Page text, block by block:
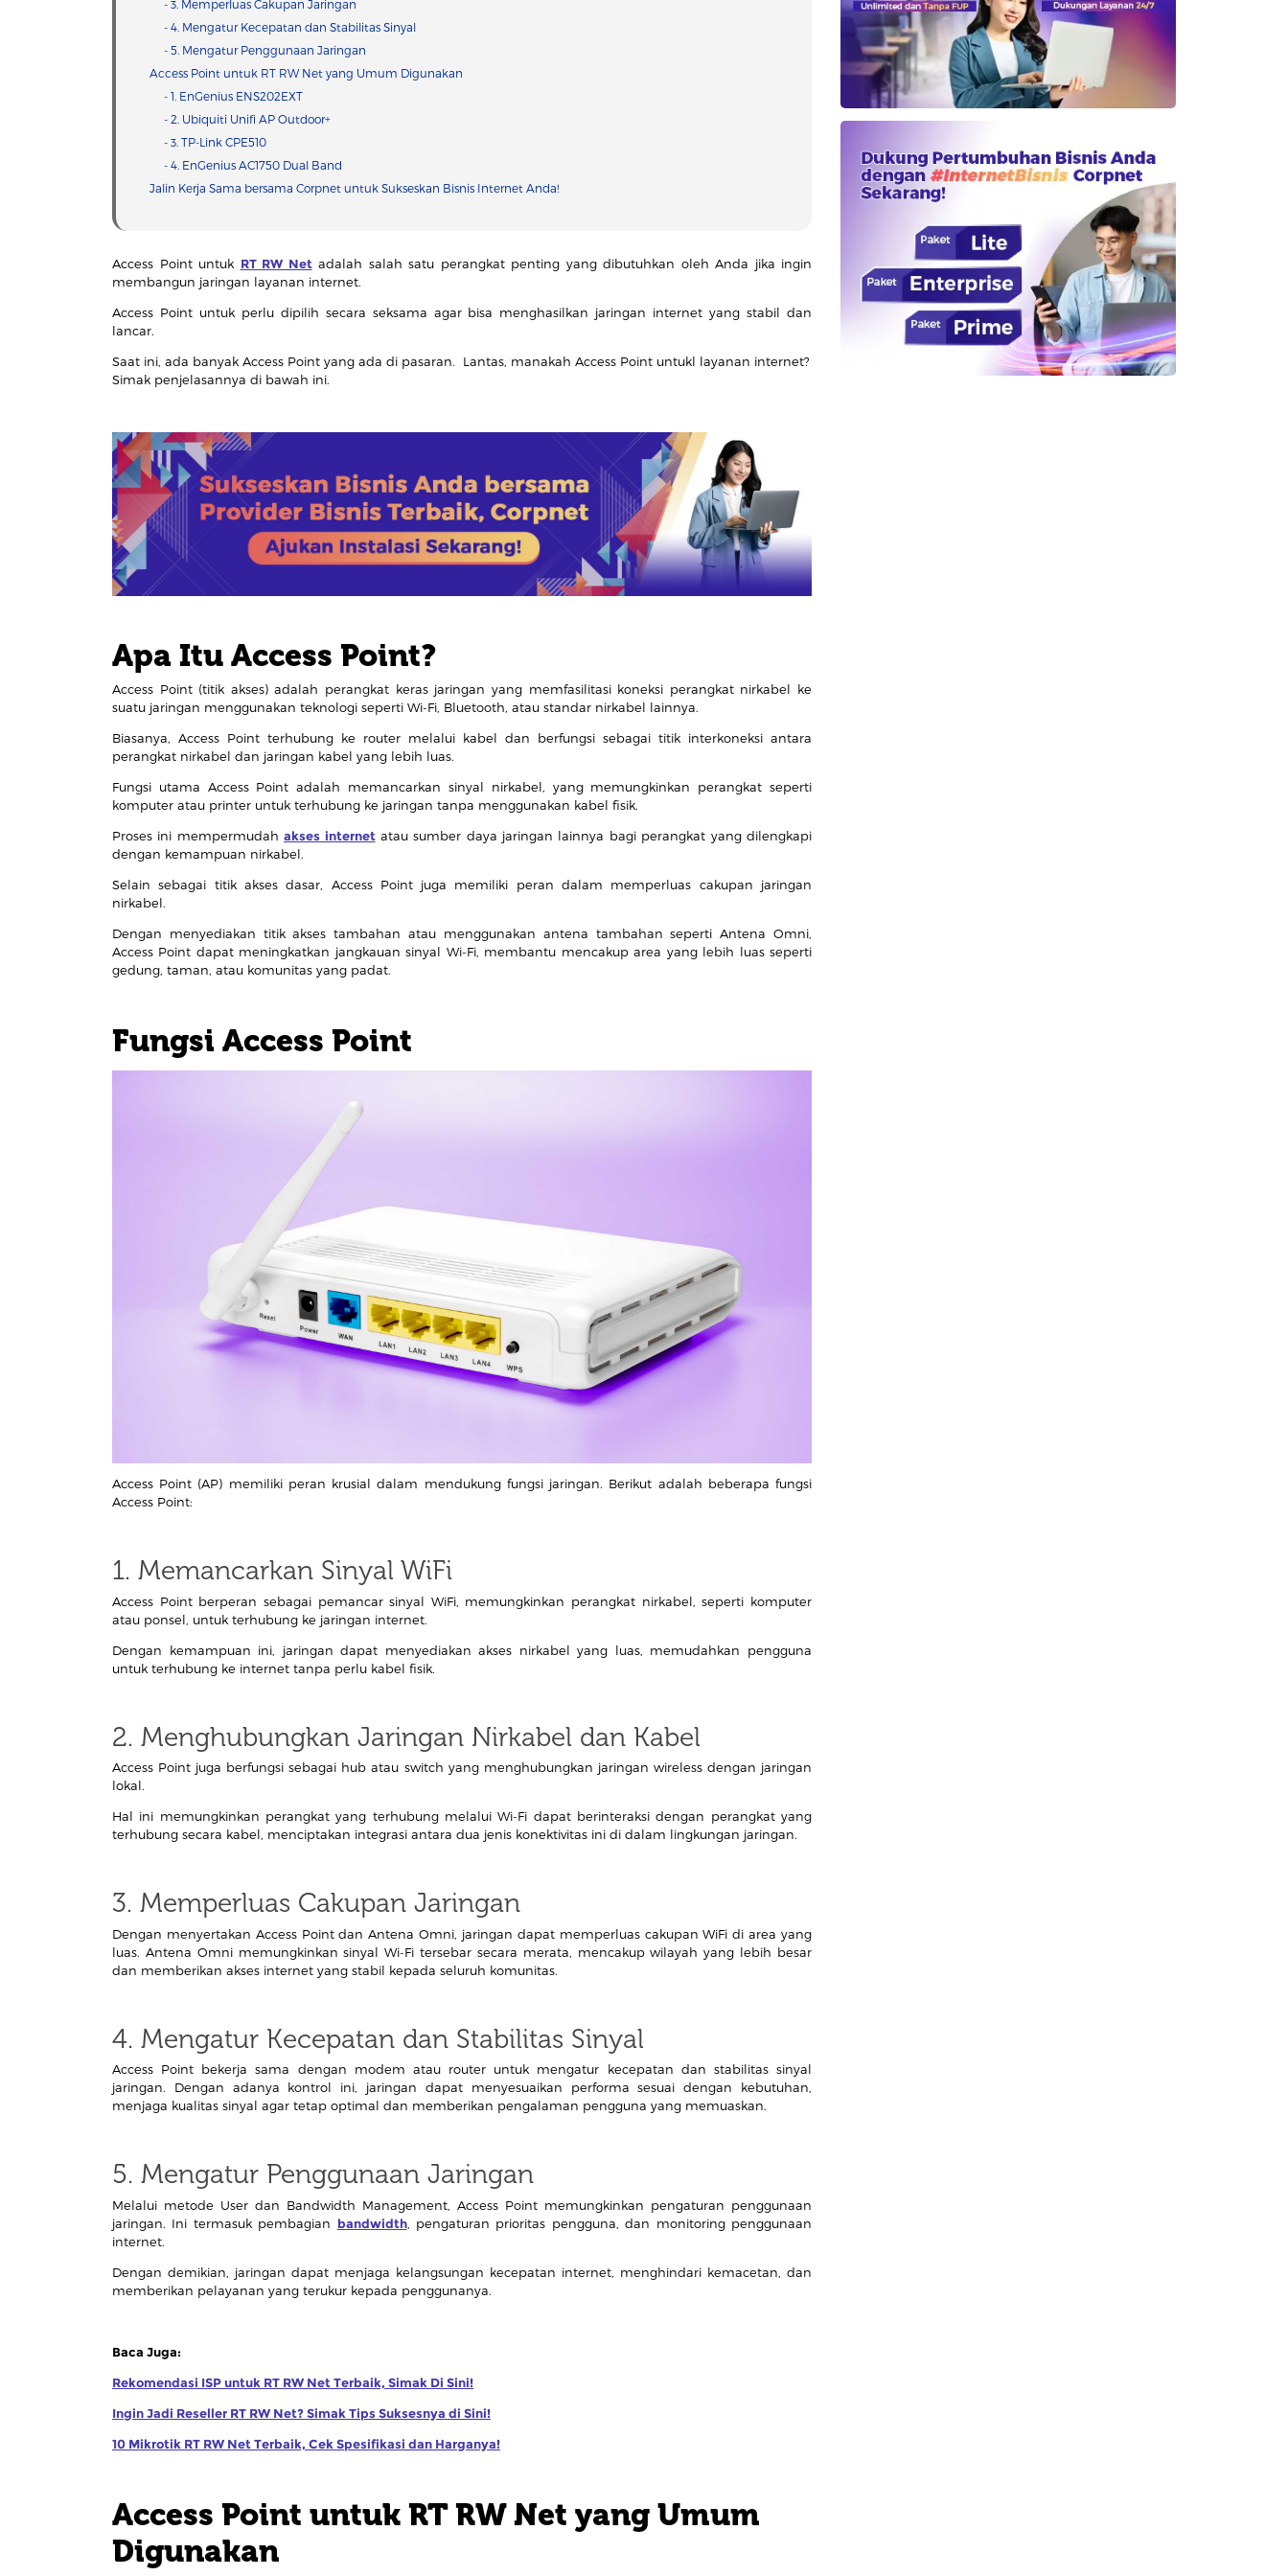
- 3. Memperluas Cakupan Jaringan
- 4. Mengatur Kecepatan dan Stabilitas Sinyal
- 5. Mengatur Penggunaan Jaringan
Access Point untuk RT RW Net yang Umum Digunakan
- 1. EnGenius ENS202EXT
- 2. Ubiquiti Unifi AP Outdoor+
- 3. TP-Link CPE510
- 4. EnGenius AC1750 Dual Band
Jalin Kerja Sama bersama Corpnet untuk Sukseskan Bisnis Internet Anda!
Access Point untuk RT RW Netadalah salah satu perangkat penting yang dibutuhkan oleh Anda jika ingin
membangun jaringan layanan internet.
Access Point untuk perlu dipilih secara seksama agar bisa menghasilkan jaringan internet yang stabil dan
lancar.
Saat ini, ada banyak Access Point yang ada di pasaran. Lantas, manakah Access Point untukl layanan internet?
Simak penjelasannya di bawah ini.
Apa Itu Access Point?
Access Point (titik akses) adalah perangkat keras jaringan yang memfasilitasi koneksi perangkat nirkabel ke
suatu jaringan menggunakan teknologi seperti Wi-Fi, Bluetooth, atau standar nirkabel lainnya.
Biasanya, Access Point terhubung ke router melalui kabel dan berfungsi sebagai titik interkoneksi antara
perangkat nirkabel dan jaringan kabel yang lebih luas.
Fungsi utama Access Point adalah memancarkan sinyal nirkabel, yang memungkinkan perangkat seperti
komputer atau printer untuk terhubung ke jaringan tanpa menggunakan kabel fisik.
Proses ini mempermudahakses internetatau sumber daya jaringan lainnya bagi perangkat yang dilengkapi
dengan kemampuan nirkabel.
Selain sebagai titik akses dasar, Access Point juga memiliki peran dalam memperluas cakupan jaringan
nirkabel.
Dengan menyediakan titik akses tambahan atau menggunakan antena tambahan seperti Antena Omni,
Access Point dapat meningkatkan jangkauan sinyal Wi-Fi, membantu mencakup area yang lebih luas seperti
gedung, taman, atau komunitas yang padat.
Fungsi Access Point
Access Point (AP) memiliki peran krusial dalam mendukung fungsi jaringan. Berikut adalah beberapa fungsi
Access Point:
1. Memancarkan Sinyal WiFi
Access Point berperan sebagai pemancar sinyal WiFi, memungkinkan perangkat nirkabel, seperti komputer
atau ponsel, untuk terhubung ke jaringan internet.
Dengan kemampuan ini, jaringan dapat menyediakan akses nirkabel yang luas, memudahkan pengguna
untuk terhubung ke internet tanpa perlu kabel fisik.
2. Menghubungkan Jaringan Nirkabel dan Kabel
Access Point juga berfungsi sebagai hub atau switch yang menghubungkan jaringan wireless dengan jaringan
lokal.
Hal ini memungkinkan perangkat yang terhubung melalui Wi-Fi dapat berinteraksi dengan perangkat yang
terhubung secara kabel, menciptakan integrasi antara dua jenis konektivitas ini di dalam lingkungan jaringan.
3. Memperluas Cakupan Jaringan
Dengan menyertakan Access Point dan Antena Omni, jaringan dapat memperluas cakupan WiFi di area yang
luas. Antena Omni memungkinkan sinyal Wi-Fi tersebar secara merata, mencakup wilayah yang lebih besar
dan memberikan akses internet yang stabil kepada seluruh komunitas.
4. Mengatur Kecepatan dan Stabilitas Sinyal
Access Point bekerja sama dengan modem atau router untuk mengatur kecepatan dan stabilitas sinyal
jaringan. Dengan adanya kontrol ini, jaringan dapat menyesuaikan performa sesuai dengan kebutuhan,
menjaga kualitas sinyal agar tetap optimal dan memberikan pengalaman pengguna yang memuaskan.
5. Mengatur Penggunaan Jaringan
Melalui metode User dan Bandwidth Management, Access Point memungkinkan pengaturan penggunaan
jaringan. Ini termasuk pembagian bandwidth, pengaturan prioritas pengguna, dan monitoring penggunaan
internet.
Dengan demikian, jaringan dapat menjaga kelangsungan kecepatan internet, menghindari kemacetan, dan
memberikan pelayanan yang terukur kepada penggunanya.
Baca Juga:
Rekomendasi ISP untuk RT RW Net Terbaik, Simak Di Sini!
Ingin Jadi Reseller RT RW Net? Simak Tips Suksesnya di Sini!
10 Mikrotik RT RW Net Terbaik, Cek Spesifikasi dan Harganya!
Access Point untuk RT RW Net yang Umum
Digunakan